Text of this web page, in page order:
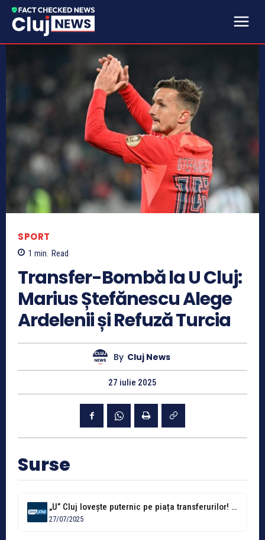
SPORT
1 min. Read
Transfer-Bombă la U Cluj:
Marius Ștefănescu Alege
Ardelenii și Refuză Turcia
By Cluj News
27 iulie 2025
Surse
„U” Cluj lovește puternic pe piața transferurilor! Marius Ștefănescu, fost FCSB, a...
27/07/2025